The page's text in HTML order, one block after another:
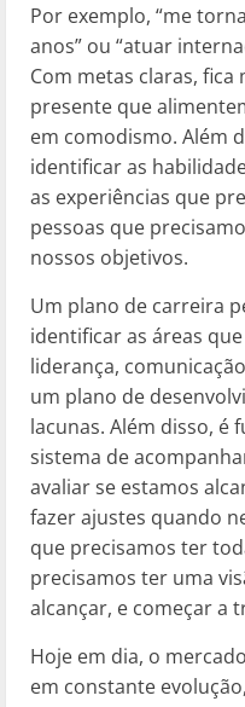
Por exemplo, “me
anos” ou “atuar
Com metas claras,
presente que
em comodismo. Além
identificar as
as experiências que
pessoas que
nossos objetivos.
Um plano de carreira
identificar as áreas
liderança,
um plano de
lacunas. Além disso, é
sistema de
avaliar se estamos
fazer ajustes quando
que precisamos ter
precisamos ter uma
alcançar, e começar a
Hoje em dia, o
em constante